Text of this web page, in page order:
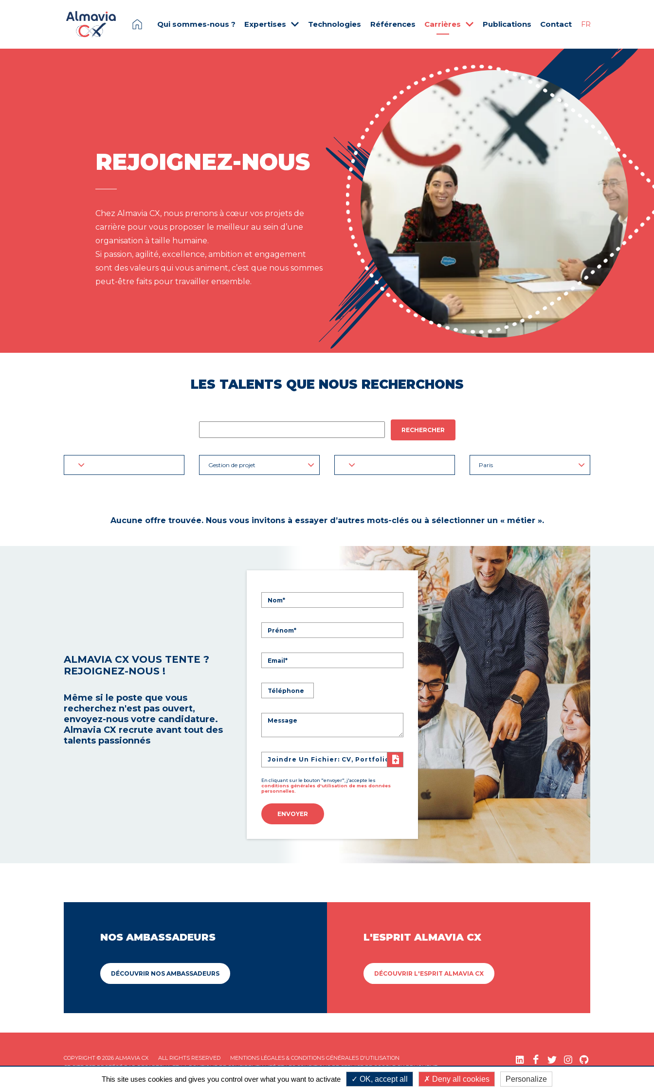
Qui sommes-nous ? Expertises Technologies Références Carrières Publications Contact FR
REJOIGNEZ-NOUS
Chez Almavia CX, nous prenons à cœur vos projets de
carrière pour vous proposer le meilleur au sein d’une
organisation à taille humaine.
Si passion, agilité, excellence, ambition et engagement
sont des valeurs qui vous animent, c’est que nous sommes
peut-être faits pour travailler ensemble.
LES TALENTS QUE NOUS RECHERCHONS
RECHERCHER
Gestion de projet Paris
Aucune offre trouvée. Nous vous invitons à essayer d’autres mots-clés ou à sélectionner un « métier ».
ALMAVIA CX VOUS TENTE ?
REJOIGNEZ-NOUS !
Même si le poste que vous
recherchez n'est pas ouvert,
envoyez-nous votre candidature.
Almavia CX recrute avant tout des
talents passionnés
Joindre Un Fichier: CV, Portfolio
En cliquant sur le bouton "envoyer", j'accepte les
conditions générales d'utilisation de mes données
personnelles.
ENVOYER
NOS AMBASSADEURS
DÉCOUVRIR NOS AMBASSADEURS
L'ESPRIT ALMAVIA CX
DÉCOUVRIR L'ESPRIT ALMAVIA CX
COPYRIGHT © 2026 ALMAVIA CX ALL RIGHTS RESERVED
MENTIONS LÉGALES & CONDITIONS GÉNÉRALES D'UTILISATION
CE SITE EST PROTÉGÉ PAR RECAPTCHA ET LAPOLITIQUE DE CONFIDENTIALITÉET LESCONDITIONS DE SERVICEDE GOOGLE S'APPLIQUENT.
This site uses cookies and gives you control over what you want to activate OK, accept all Deny all cookies Personalize